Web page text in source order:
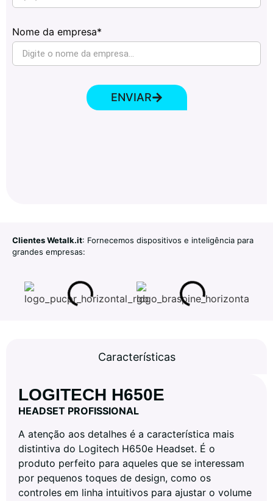
Nome da empresa*
ENVIAR
Clientes Wetalk.it: Fornecemos dispositivos e inteligência para
grandes empresas:
Características
LOGITECH H650E
HEADSET PROFISSIONAL
A atenção aos detalhes é a característica mais
distintiva do Logitech H650e Headset. É o
produto perfeito para aqueles que se interessam
por pequenos toques de design, como os
controles em linha intuitivos para ajustar o volume